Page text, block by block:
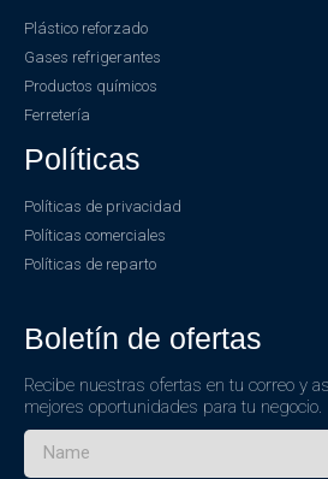
Plástico reforzado
Gases refrigerantes
Productos químicos
Ferretería
Políticas
Políticas de privacidad
Políticas comerciales
Políticas de reparto
Boletín de ofertas
Recibe nuestras ofertas en tu correo y
mejores oportunidades para tu negocio.